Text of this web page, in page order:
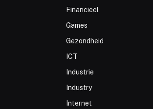
Financieel
Games
Gezondheid
ICT
Industrie
Industry
Internet